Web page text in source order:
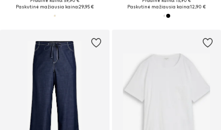
Paskutinė mažiausia kaina:29,95 €
Paskutinė mažiausia kaina:12,90 €